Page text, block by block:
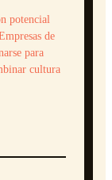
potencial
de
para
cultura